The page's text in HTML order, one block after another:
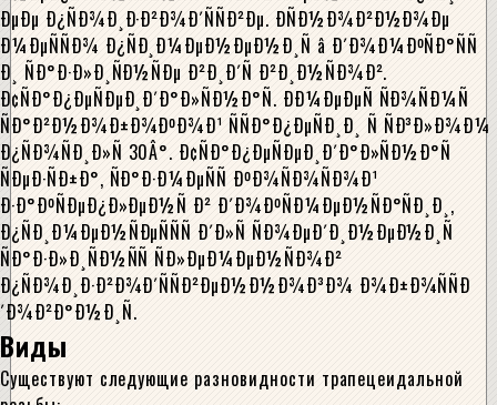
ÐµÐµ Ð¿ÑÐ¾Ð¸Ð·Ð²Ð¾Ð´ÑÑÐ²Ðµ. ÐÑÐ½Ð¾Ð²Ð½Ð¾Ðµ
Ð¼ÐµÑÑÐ¾ Ð¿ÑÐ¸Ð¼ÐµÐ½ÐµÐ½Ð¸Ñ â Ð´Ð¾Ð¼ÐºÑÐ°ÑÑ
Ð¸ ÑÐ°Ð·Ð»Ð¸ÑÐ½ÑÐµ Ð²Ð¸Ð´Ñ Ð²Ð¸Ð½ÑÐ¾Ð².
Ð¢ÑÐ°Ð¿ÐµÑÐµÐ¸Ð´Ð°Ð»ÑÐ½Ð°Ñ. ÐÐ¼ÐµÐµÑ ÑÐ¾ÑÐ¼Ñ
ÑÐ°Ð²Ð½Ð¾Ð±Ð¾ÐºÐ¾Ð¹ ÑÑÐ°Ð¿ÐµÑÐ¸Ð¸ Ñ ÑÐ³Ð»Ð¾Ð¼
Ð¿ÑÐ¾ÑÐ¸Ð»Ñ 30Â°. Ð¢ÑÐ°Ð¿ÐµÑÐµÐ¸Ð´Ð°Ð»ÑÐ½Ð°Ñ
ÑÐµÐ·ÑÐ±Ð°, ÑÐ°Ð·Ð¼ÐµÑÑ ÐºÐ¾ÑÐ¾ÑÐ¾Ð¹
Ð·Ð°ÐºÑÐµÐ¿Ð»ÐµÐ½Ñ Ð² Ð´Ð¾ÐºÑÐ¼ÐµÐ½ÑÐ°ÑÐ¸Ð¸,
Ð¿ÑÐ¸Ð¼ÐµÐ½ÑÐµÑÑÑ Ð´Ð»Ñ ÑÐ¾ÐµÐ´Ð¸Ð½ÐµÐ½Ð¸Ñ
ÑÐ°Ð·Ð»Ð¸ÑÐ½ÑÑ ÑÐ»ÐµÐ¼ÐµÐ½ÑÐ¾Ð²
Ð¿ÑÐ¾Ð¸Ð·Ð²Ð¾Ð´ÑÑÐ²ÐµÐ½Ð½Ð¾Ð³Ð¾ Ð¾Ð±Ð¾ÑÑÐ
´Ð¾Ð²Ð°Ð½Ð¸Ñ.
Виды
Существуют следующие разновидности трапецеидальной